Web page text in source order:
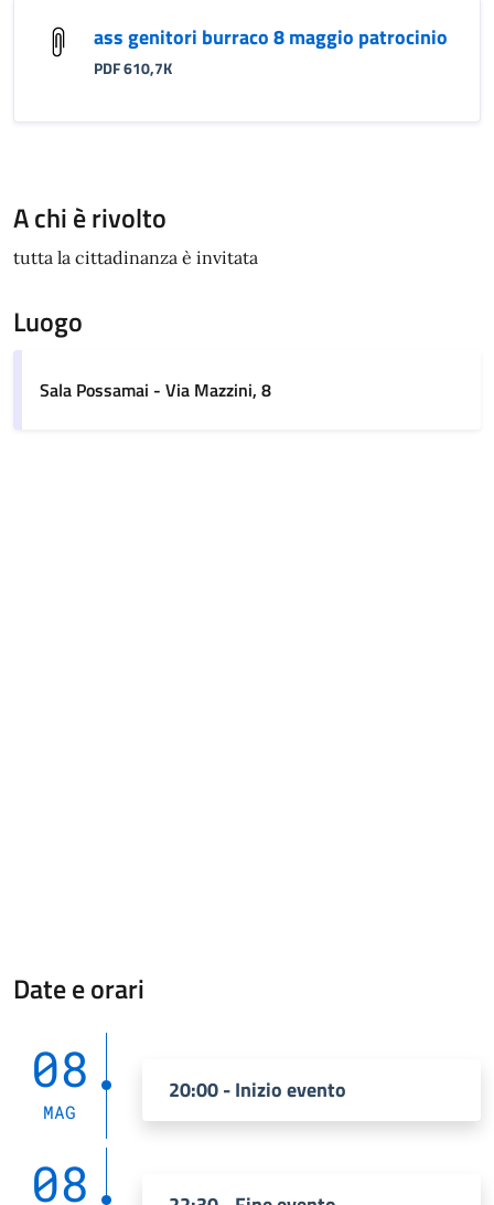
ass genitori burraco 8 maggio patrocinio
PDF 610,7K
A chi è rivolto
tutta la cittadinanza è invitata
Luogo
Sala Possamai - Via Mazzini, 8
Date e orari
08
MAG
20:00 - Inizio evento
08